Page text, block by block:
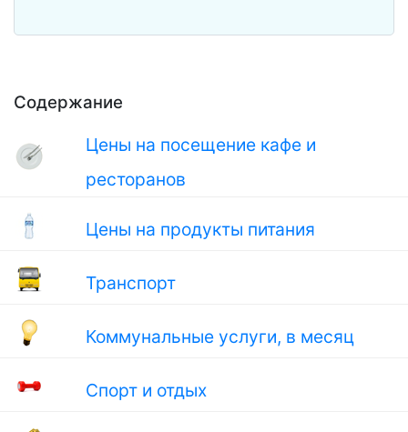
Содержание
Цены на посещение кафе и
ресторанов
Цены на продукты питания
Транспорт
Коммунальные услуги, в месяц
Спорт и отдых